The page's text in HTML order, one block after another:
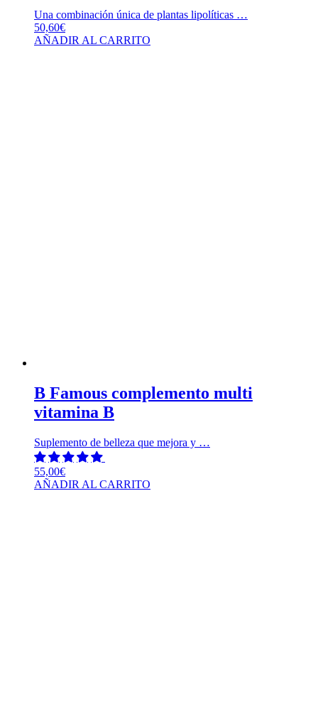
Una combinación única de plantas lipolíticas …
50,60€
AÑADIR AL CARRITO
B Famous complemento multi
vitamina B
Suplemento de belleza que mejora y …
55,00€
AÑADIR AL CARRITO